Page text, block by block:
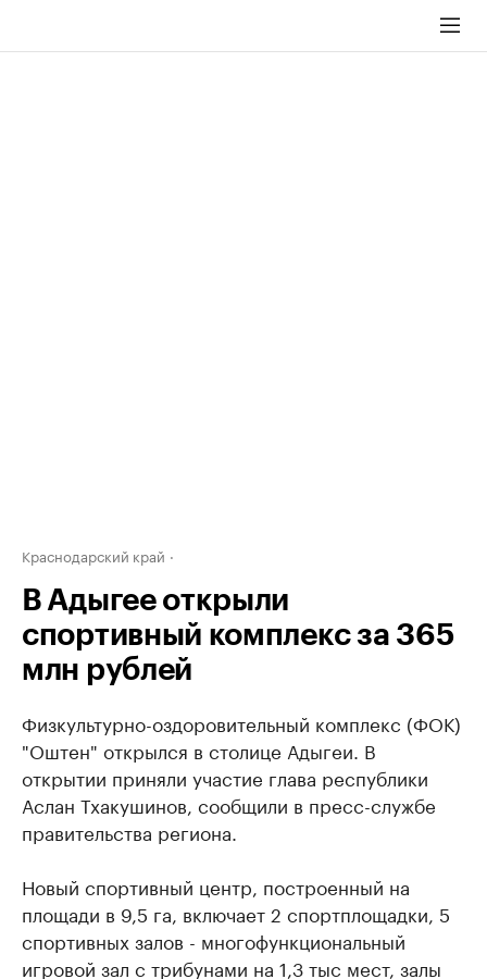
Краснодарский край
В Адыгее открыли
спортивный комплекс за 365
млн рублей
Физкультурно-оздоровительный комплекс (ФОК)
"Оштен" открылся в столице Адыгеи. В
открытии приняли участие глава республики
Аслан Тхакушинов, сообщили в пресс-службе
правительства региона.
Новый спортивный центр, построенный на
площади в 9,5 га, включает 2 спортплощадки, 5
спортивных залов - многофункциональный
игровой зал с трибунами на 1,3 тыс мест, залы